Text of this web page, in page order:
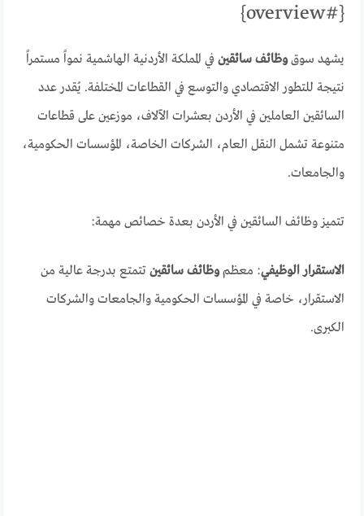
{#overview}
يشهد سوقوظائف سائقين في المملكة الأردنية الهاشمية نمواً مستمراً
نتيجة للتطور الاقتصادي والتوسع في القطاعات المختلفة. يُقدر عدد
السائقين العاملين في الأردن بعشرات الآلاف، موزعين على قطاعات
متنوعة تشمل النقل العام، الشركات الخاصة، المؤسسات الحكومية،
والجامعات.
تتميز وظائف السائقين في الأردن بعدة خصائص مهمة:
الاستقرار الوظيفي: معظموظائف سائقين تتمتع بدرجة عالية من
الاستقرار، خاصة في المؤسسات الحكومية والجامعات والشركات
الكبرى.